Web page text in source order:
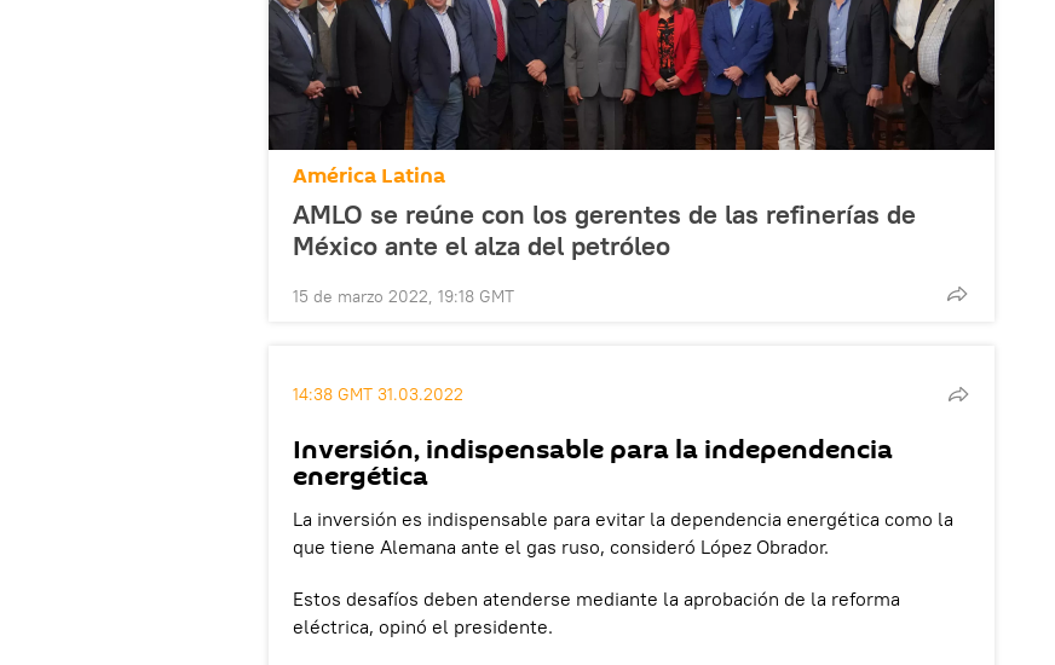
América Latina
AMLO se reúne con los gerentes de las refinerías de
México ante el alza del petróleo
15 de marzo 2022, 19:18 GMT
14:38 GMT 31.03.2022
Inversión, indispensable para la independencia
energética
La inversión es indispensable para evitar la dependencia energética como la
que tiene Alemana ante el gas ruso, consideró López Obrador.
Estos desafíos deben atenderse mediante la aprobación de la reforma
eléctrica, opinó el presidente.